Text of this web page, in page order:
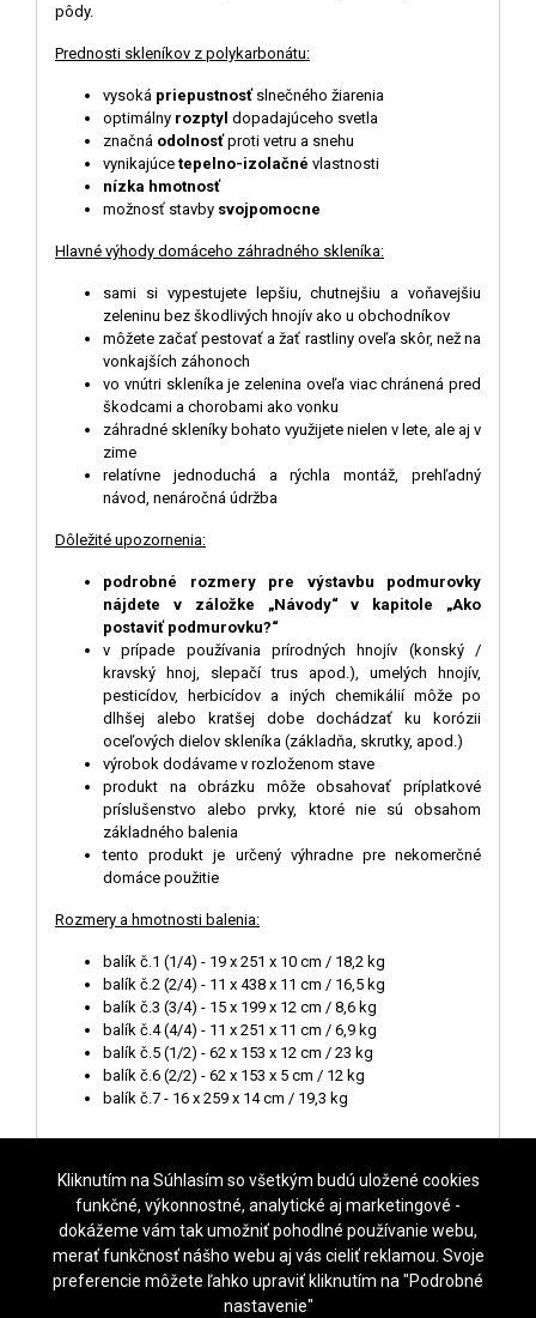
Kliknutím na Súhlasím so všetkým budú uložené cookies
funkčné, výkonnostné, analytické aj marketingové -
dokážeme vám tak umožniť pohodlné používanie webu,
merať funkčnosť nášho webu aj vás cieliť reklamou. Svoje
preferencie môžete ľahko upraviť kliknutím na "Podrobné
nastavenie"
pôdy.
Prednosti skleníkov z polykarbonátu:
vysoká priepustnosť slnečného žiarenia
optimálny rozptyl dopadajúceho svetla
značná odolnosťproti vetru a snehu
vynikajúce tepelno-izolačné vlastnosti
nízka hmotnosť
možnosť stavby svojpomocne
Hlavné výhody domáceho záhradného skleníka:
sami si vypestujete lepšiu, chutnejšiu a voňavejšiu
zeleninu bez škodlivých hnojív ako u obchodníkov
môžete začať pestovať a žať rastliny oveľa skôr, než na
vonkajších záhonoch
vo vnútri skleníka je zelenina oveľa viac chránená pred
škodcami a chorobami ako vonku
záhradné skleníky bohato využijete nielen v lete, ale aj v
zime
relatívne jednoduchá a rýchla montáž, prehľadný
návod, nenáročná údržba
Dô ležité upozornenia:
podrobné rozmery pre výstavbu podmurovky
nájdete v záložke „Návody“ v kapitole „Ako
postaviť podmurovku?“
v prípade používania prírodných hnojív (konský /
kravský hnoj, slepačí trus apod.), umelých hnojív,
pesticídov, herbicídov a iných chemikálií môže po
dlhšej alebo kratšej dobe dochádzať ku korózii
oceľových dielov skleníka (základňa, skrutky, apod.)
výrobok dodávame v rozloženom stave
produkt na obrázku môže obsahovať príplatkové
príslušenstvo alebo prvky, ktoré nie sú obsahom
základného balenia
tento produkt je určený výhradne pre nekomerčné
domáce použitie
Rozmery a hmotnosti balenia:
balík č.1 (1/4) - 19 x 251 x 10 cm / 18,2 kg
balík č.2 (2/4) - 11 x 438 x 11 cm / 16,5 kg
balík č.3 (3/4) - 15 x 199 x 12 cm / 8,6 kg
balík č.4 (4/4) - 11 x 251 x 11 cm / 6,9 kg
balík č.5 (1/2) - 62 x 153 x 12 cm / 23 kg
balík č.6 (2/2) - 62 x 153 x 5 cm / 12 kg
balík č.7 - 16 x 259 x 14 cm / 19,3 kg
NASTAVENIE COOKIES
KROFTAS Czech s.r.o. , Waltrova 1216/31,